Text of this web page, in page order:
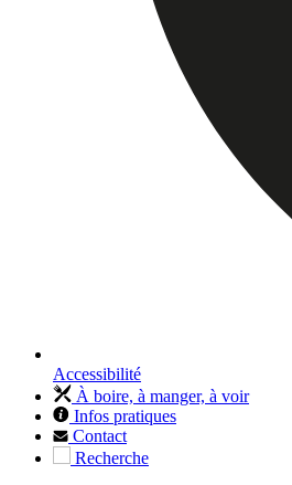
Accessibilité
À boire, à manger, à voir
Infos pratiques
Contact
Recherche